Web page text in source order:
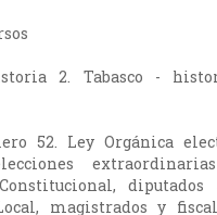
2. Tabasco -
52. Ley Orgánica
magistrados y